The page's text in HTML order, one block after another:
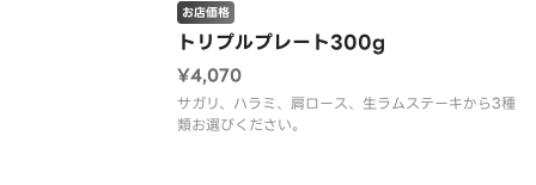
トリプルプレート300g
お店価格
¥4,070
サガリ、ハラミ、肩ロース、生ラムステーキから3種
類お選びください。